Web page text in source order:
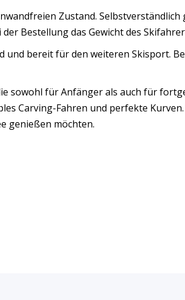
Zustand.
Bestellung das Gewicht des
und bereit für den weiteren Skisport.
sowohl für Anfänger als auch für
Carving-Fahren und perfekte
genießen möchten.